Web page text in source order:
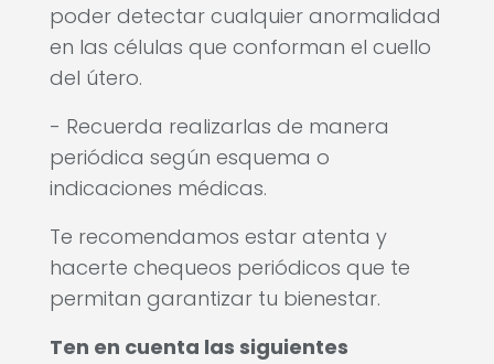
poder detectar cualquier anormalidad
en las células que conforman el cuello
del útero.
- Recuerda realizarlas de manera
periódica según esquema o
indicaciones médicas.
Te recomendamos estar atenta y
hacerte chequeos periódicos que te
permitan garantizar tu bienestar.
Ten en cuenta las siguientes